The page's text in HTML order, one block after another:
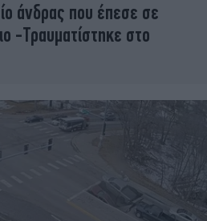
άνδρας που έπεσε σε
-Τραυματίστηκε στο